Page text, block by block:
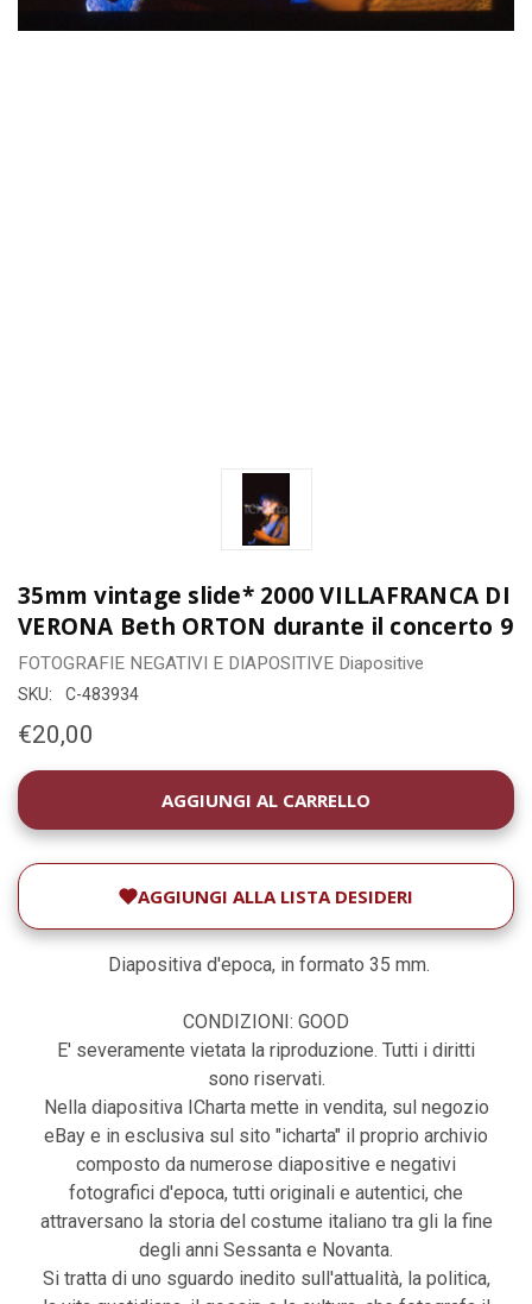
35mm vintage slide* 2000 VILLAFRANCA DI
VERONA Beth ORTON durante il concerto 9
FOTOGRAFIE NEGATIVI E DIAPOSITIVE Diapositive
SKU: C-483934
€20,00
DISPONIBILITÀ
ATTUALE:
AGGIUNGI ALLA LISTA DESIDERI
Diapositiva d'epoca, in formato 35 mm.
CONDIZIONI: GOOD
E' severamente vietata la riproduzione. Tutti i diritti
sono riservati.
Nella diapositiva ICharta mette in vendita, sul negozio
eBay e in esclusiva sul sito "icharta" il proprio archivio
composto da numerose diapositive e negativi
fotografici d'epoca, tutti originali e autentici, che
attraversano la storia del costume italiano tra gli la fine
degli anni Sessanta e Novanta.
Si tratta di uno sguardo inedito sull'attualità, la politica,